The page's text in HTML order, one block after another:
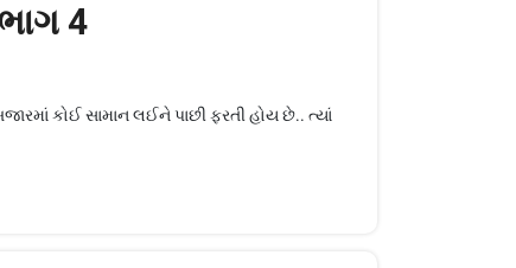
4
કોઈ સામાન લઈને પાછી ફરતી હોય છે.. ત્યાં